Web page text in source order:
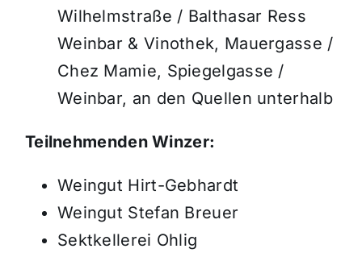
Wilhelmstraße / Balthasar Ress
Weinbar & Vinothek, Mauergasse /
Chez Mamie, Spiegelgasse /
Weinbar, an den Quellen unterhalb
Teilnehmenden Winzer:
Weingut Hirt-Gebhardt
Weingut Stefan Breuer
Sektkellerei Ohlig